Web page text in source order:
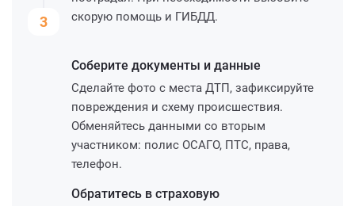
3
скорую помощь и ГИБДД.
Соберите документы и данные
Сделайте фото с места ДТП, зафиксируйте
повреждения и схему происшествия.
Обменяйтесь данными со вторым
участником: полис ОСАГО, ПТС, права,
телефон.
Обратитесь в страховую